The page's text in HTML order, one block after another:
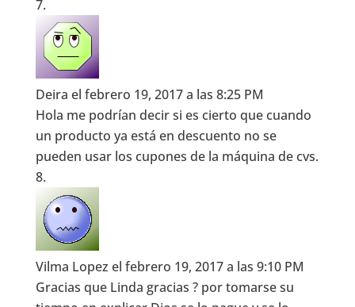
Deira el febrero 19, 2017 a las 8:25 PM
Hola me podrían decir si es cierto que cuando
un producto ya está en descuento no se
pueden usar los cupones de la máquina de cvs.
Vilma Lopez el febrero 19, 2017 a las 9:10 PM
Gracias que Linda gracias ? por tomarse su